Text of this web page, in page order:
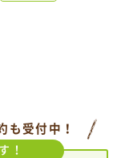
も受付中！
！